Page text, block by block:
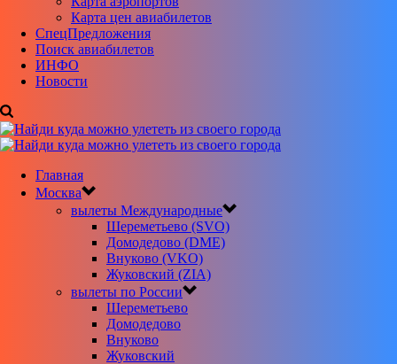
Карта цен авиабилетов
CпецПредложения
Поиск авиабилетов
ИНФО
Новости
Главная
Москва
вылеты Международные
Шереметьево (SVO)
Домодедово (DME)
Внуково (VKO)
Жуковский (ZIA)
вылеты по России
Шереметьево
Домодедово
Внуково
Жуковский